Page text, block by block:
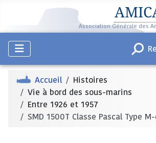
Association Générale des
Accueil
Histoires
Vie à bord des sous-marins
Entre 1926 et 1957
SMD 1500T Classe Pascal Type